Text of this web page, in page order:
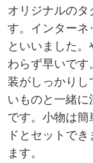
オリジナルの
す。インターネ
といいました
わらず早いで
装がしっかりし
いものと一緒
です。小物は
ドとセットで
ます。